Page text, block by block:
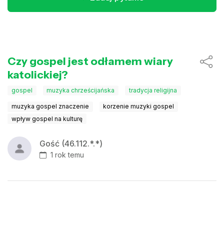
Czy gospel jest odłamem wiary
katolickiej?
gospel muzyka chrześcijańska tradycja religijna
muzyka gospel znaczenie
korzenie muzyki gospel
wpływ gospel na kulturę
Gość (46.112.*.*)
1 rok temu